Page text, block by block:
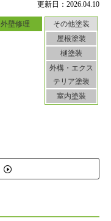
更新日：2026.04.10
外壁修理
その他塗装
屋根塗装
樋塗装
外構・エクス
テリア塗装
室内塗装